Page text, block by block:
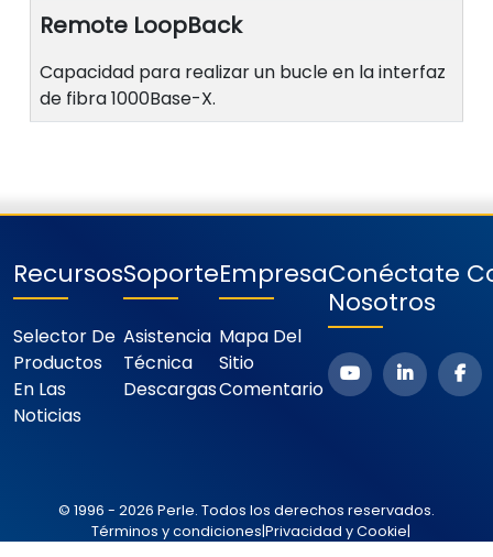
Remote LoopBack
Capacidad para realizar un bucle en la interfaz
de fibra 1000Base-X.
Recursos
Selector De
Productos
En Las
Noticias
Soporte
Asistencia
Técnica
Descargas
Empresa
Mapa Del
Sitio
Comentario
Conéctate
Nosotros
© 1996 - 2026 Perle. Todos los derechos reservados.
Términos y condiciones|Privacidad y Cookie|